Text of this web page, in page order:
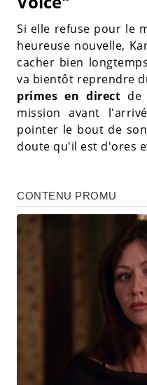
Si elle refuse pour le
heureuse nouvelle,
cacher bien
va bientôt reprendre
primes en direct de
mission avant
pointer le bout de
doute qu'il est d'ores